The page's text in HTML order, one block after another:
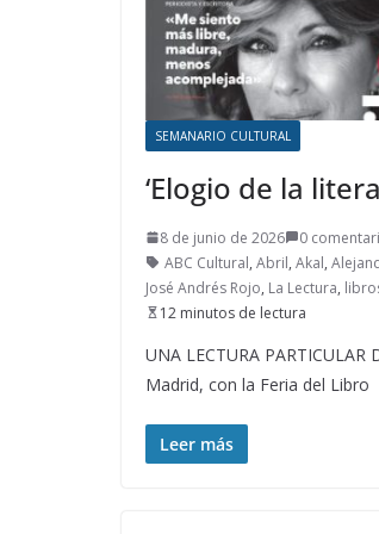
SEMANARIO CULTURAL
‘Elogio de la
8 de junio de 2026
0
ABC Cultural, Abril, Akal,
José Andrés Rojo, La Lectura,
12 minutos de lectura
UNA LECTURA
Madrid, con la Feria del Libro
Leer más